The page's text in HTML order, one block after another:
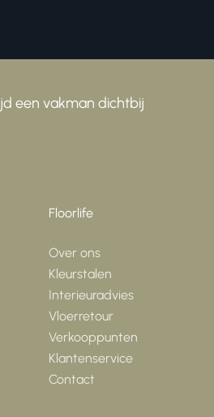
een vakman dichtbij
Floorlife
Over ons
Kleurstalen
Interieuradvies
Vloerretour
Verkooppunten
Klantenservice
Contact